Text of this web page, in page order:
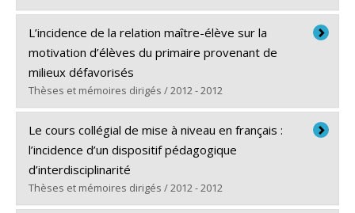
Diplômé(e) :Dubois, Robert
Cycle :Doctorat
Diplôme obtenu :Ph. D.
Lien vers le document dans Papyrus
L’incidence de la relation maître-élève sur la
motivation d’élèves du primaire provenant de
milieux défavorisés
Thèses et mémoires dirigés / 2012 - 2012
Diplômé(e) :Lemire, Isabelle
Cycle :Maîtrise
Diplôme obtenu :
Lien vers le document dans Papyrus
Le cours collégial de mise à niveau en français :
l’incidence d’un dispositif pédagogique
d’interdisciplinarité
Thèses et mémoires dirigés / 2012 - 2012